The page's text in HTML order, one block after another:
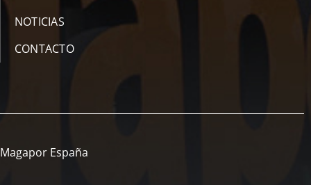
NOTICIAS
CONTACTO
Magapor España